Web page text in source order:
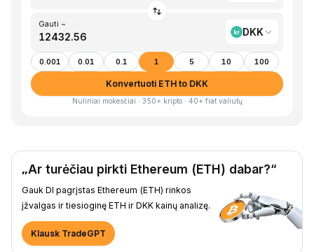
Gauti ~
DKK
0.001 0.01 0.1 1 5 10 100
Konvertuoti ETH to DKK
Nuliniai mokesčiai · 350+ kripto · 40+ fiat valiutų
„Ar turėčiau pirkti Ethereum (ETH) dabar?“
Gauk DI pagrįstas Ethereum (ETH) rinkos
įžvalgas ir tiesioginę ETH ir DKK kainų analizę.
Klausk TradeGPT